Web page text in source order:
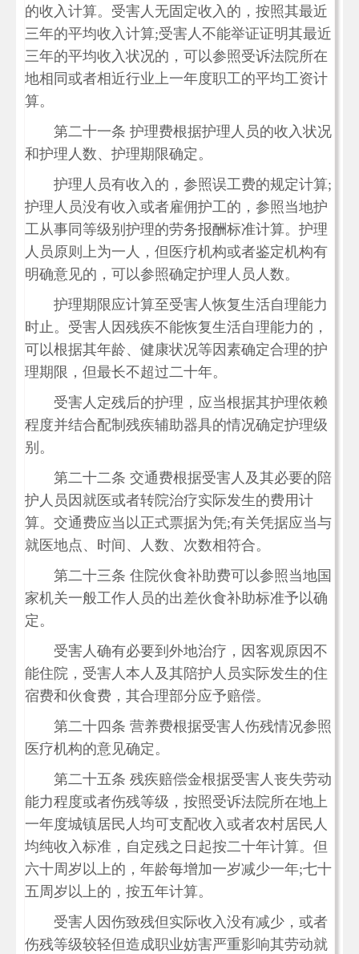
的收入计算。受害人无固定收入的，按照其最近
三年的平均收入计算;受害人不能举证证明其最近
三年的平均收入状况的，可以参照受诉法院所在
地相同或者相近行业上一年度职工的平均工资计
算。
第二十一条 护理费根据护理人员的收入状况
和护理人数、护理期限确定。
护理人员有收入的，参照误工费的规定计算;
护理人员没有收入或者雇佣护工的，参照当地护
工从事同等级别护理的劳务报酬标准计算。护理
人员原则上为一人，但医疗机构或者鉴定机构有
明确意见的，可以参照确定护理人员人数。
护理期限应计算至受害人恢复生活自理能力
时止。受害人因残疾不能恢复生活自理能力的，
可以根据其年龄、健康状况等因素确定合理的护
理期限，但最长不超过二十年。
受害人定残后的护理，应当根据其护理依赖
程度并结合配制残疾辅助器具的情况确定护理级
别。
第二十二条 交通费根据受害人及其必要的陪
护人员因就医或者转院治疗实际发生的费用计
算。交通费应当以正式票据为凭;有关凭据应当与
就医地点、时间、人数、次数相符合。
第二十三条 住院伙食补助费可以参照当地国
家机关一般工作人员的出差伙食补助标准予以确
定。
受害人确有必要到外地治疗，因客观原因不
能住院，受害人本人及其陪护人员实际发生的住
宿费和伙食费，其合理部分应予赔偿。
第二十四条 营养费根据受害人伤残情况参照
医疗机构的意见确定。
第二十五条 残疾赔偿金根据受害人丧失劳动
能力程度或者伤残等级，按照受诉法院所在地上
一年度城镇居民人均可支配收入或者农村居民人
均纯收入标准，自定残之日起按二十年计算。但
六十周岁以上的，年龄每增加一岁减少一年;七十
五周岁以上的，按五年计算。
受害人因伤致残但实际收入没有减少，或者
伤残等级较轻但造成职业妨害严重影响其劳动就